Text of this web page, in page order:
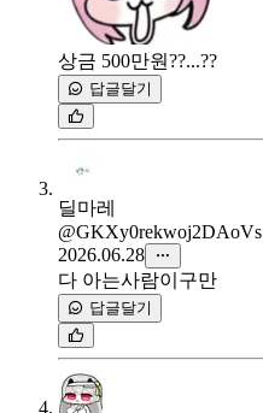
상금 500만원??...??
답글달기
딜마레
@GKXy0rekwoj2DAoVs
2026.06.28
다 아는사람이구만
답글달기